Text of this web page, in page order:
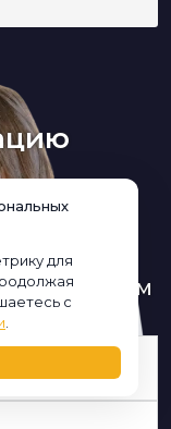
перезвоним
для
с